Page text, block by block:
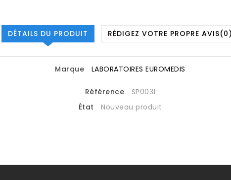
DÉTAILS DU PRODUIT RÉDIGEZ VOTRE PROPRE AVIS
Marque LABORATOIRES EUROMEDIS
Référence
SP0031
État
Nouveau produit